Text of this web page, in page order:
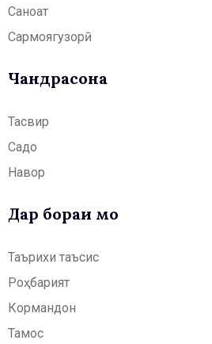
Саноат
Сармоягузорӣ
Чандрасонаӣ
Тасвир
Садо
Навор
Дар бораи мо
Таърихи таъсис
Роҳбарият
Кормандон
Тамос